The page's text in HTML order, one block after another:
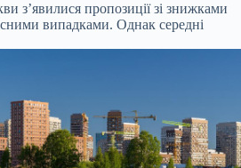
з’явилися пропозиції зі знижками
випадками. Однак середні